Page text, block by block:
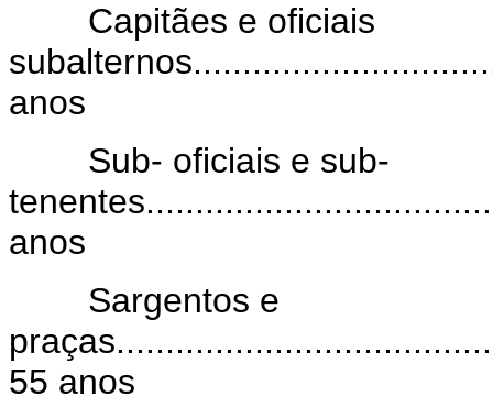
Capitães e oficiais
anos
Sub- oficiais e sub-
anos
Sargentos e
55 anos